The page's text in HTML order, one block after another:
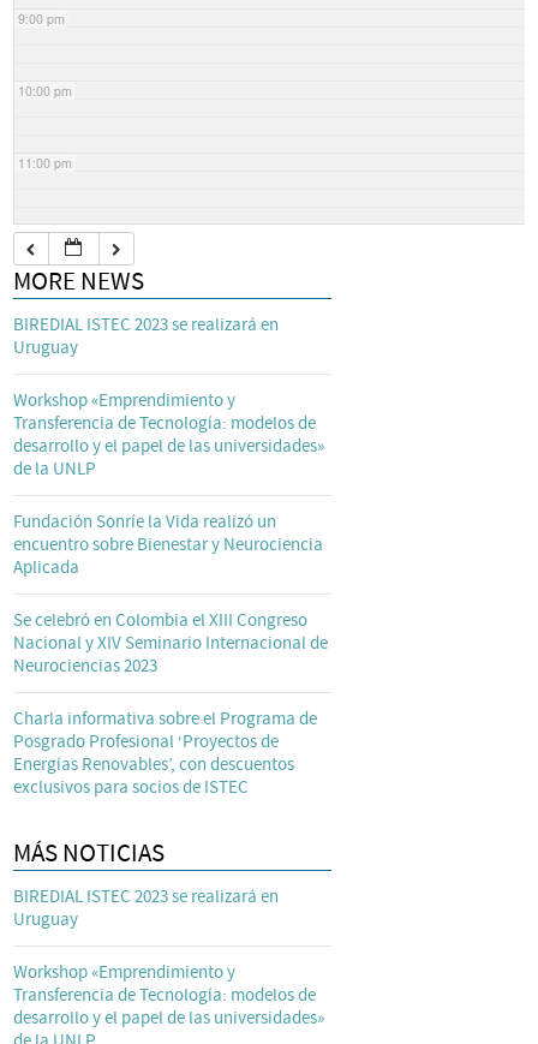
9:00 pm
10:00 pm
11:00 pm
MORE NEWS
BIREDIAL ISTEC 2023 se realizará en
Uruguay
Workshop «Emprendimiento y
Transferencia de Tecnología: modelos de
desarrollo y el papel de las universidades»
de la UNLP
Fundación Sonríe la Vida realizó un
encuentro sobre Bienestar y Neurociencia
Aplicada
Se celebró en Colombia el XIII Congreso
Nacional y XIV Seminario Internacional de
Neurociencias 2023
Charla informativa sobre el Programa de
Posgrado Profesional ‘Proyectos de
Energías Renovables’, con descuentos
exclusivos para socios de ISTEC
MÁS NOTICIAS
BIREDIAL ISTEC 2023 se realizará en
Uruguay
Workshop «Emprendimiento y
Transferencia de Tecnología: modelos de
desarrollo y el papel de las universidades»